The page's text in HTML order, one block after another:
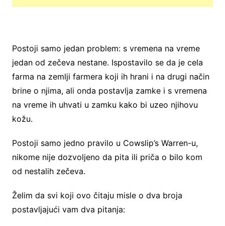
Postoji samo jedan problem: s vremena na vreme
jedan od zečeva nestane. Ispostavilo se da je cela
farma na zemlji farmera koji ih hrani i na drugi način
brine o njima, ali onda postavlja zamke i s vremena
na vreme ih uhvati u zamku kako bi uzeo njihovu
kožu.
Postoji samo jedno pravilo u Cowslip’s Warren-u,
nikome nije dozvoljeno da pita ili priča o bilo kom
od nestalih zečeva.
Želim da svi koji ovo čitaju misle o dva broja
postavljajući vam dva pitanja: